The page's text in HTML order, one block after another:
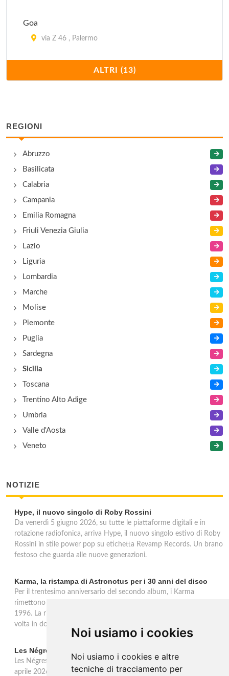
Noi usiamo i cookies
Noi usiamo i cookies e altre
tecniche di tracciamento per
Goa
via Z 46 , Palermo
Via Ugo La Malfa 96, Palermo
contrada Sant'Onofrio , Trabia
Joe Cuba
via Lanza di Scalea , Palermo
Rosamunda
Tasmira
via Rosario Gerbasi 6, Palermo
ALTRI (13)
REGIONI
Abruzzo
Basilicata
Calabria
Campania
Emilia Romagna
Friuli Venezia Giulia
Lazio
Liguria
Lombardia
Marche
Molise
Piemonte
Puglia
Sardegna
Sicilia
Toscana
Trentino Alto Adige
Umbria
Valle d'Aosta
Veneto
NOTIZIE
Hype, il nuovo singolo di Roby Rossini
Da venerdì 5 giugno 2026, su tutte le piattaforme digitali e in
rotazione radiofonica, arriva Hype, il nuovo singolo estivo di Roby
Rossini in stile power pop su etichetta Revamp Records. Un brano
festoso che guarda alle nuove generazioni.
Karma, la ristampa di Astronotus per i 30 anni del disco
Per il trentesimo anniversario del secondo album, i Karma
rimettono in circolazione 'Astronotus', uscito originariamente nel
1996. La ristampa Sony Music è disponibile in CD e per la prima
volta in doppio vinile gold 180 grammi con bonus track.
Les Négresses Vertes a Milano: unica data italiana 2026
Les Négresses Vertes tornano in Italia per un'unica data: il 16
aprile 2026 all'Alcatraz di Milano con lo Zobi Tour. Rock acustico,